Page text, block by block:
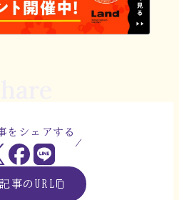
をシェアする
事のURL